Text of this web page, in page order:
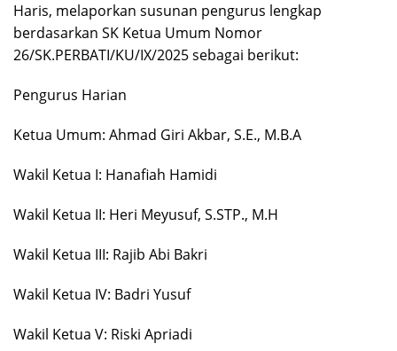
Haris, melaporkan susunan pengurus lengkap
berdasarkan SK Ketua Umum Nomor
26/SK.PERBATI/KU/IX/2025 sebagai berikut:
Pengurus Harian
Ketua Umum: Ahmad Giri Akbar, S.E., M.B.A
Wakil Ketua I: Hanafiah Hamidi
Wakil Ketua II: Heri Meyusuf, S.STP., M.H
Wakil Ketua III: Rajib Abi Bakri
Wakil Ketua IV: Badri Yusuf
Wakil Ketua V: Riski Apriadi